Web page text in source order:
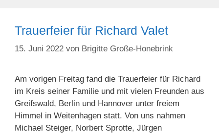
Trauerfeier für Richard Valet
15. Juni 2022 von Brigitte Große-Honebrink
Am vorigen Freitag fand die Trauerfeier für Richard
im Kreis seiner Familie und mit vielen Freunden aus
Greifswald, Berlin und Hannover unter freiem
Himmel in Weitenhagen statt. Von uns nahmen
Michael Steiger, Norbert Sprotte, Jürgen